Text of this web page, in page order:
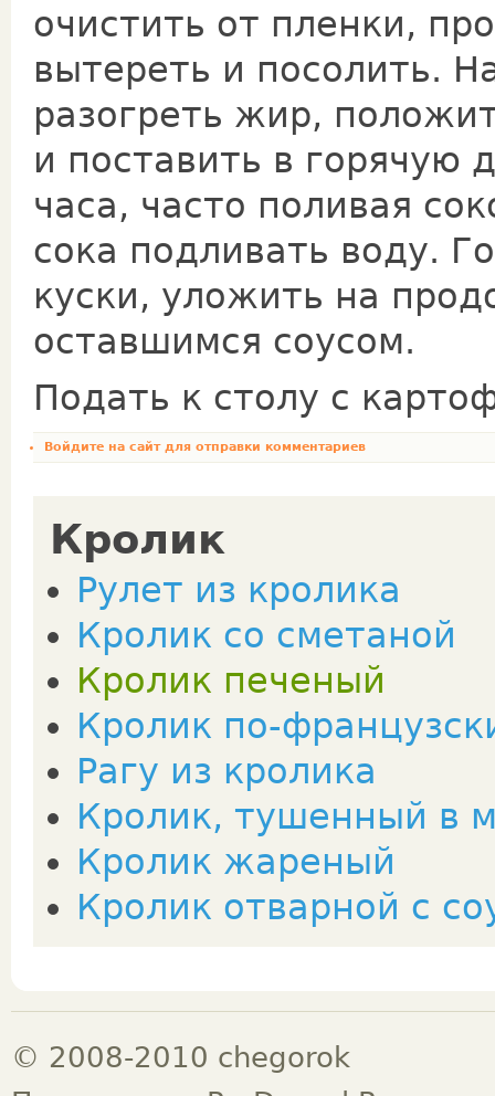
очистить от пленки,
вытереть и посолить.
разогреть жир,
и поставить в горячую
часа, часто поливая
сока подливать воду.
куски, уложить на
оставшимся соусом.
Подать к столу с
Войдите на сайтдля отправки комментариев
Кролик
Рулет из кролика
Кролик со сметаной
Кролик печеный
Кролик по-
Рагу из кролика
Кролик, тушенный в
Кролик жареный
Кролик отварной с
© 2008-2010 chegorok